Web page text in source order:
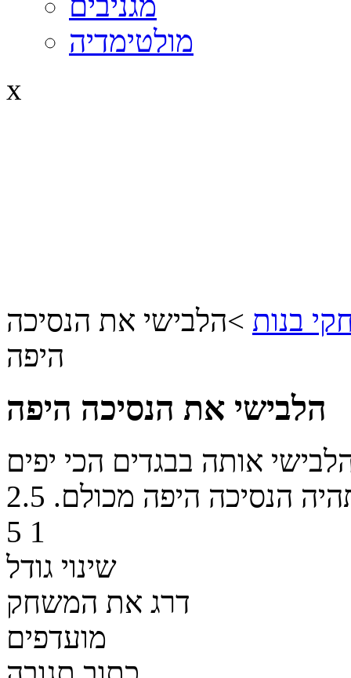
מולטימדיה
x
בנות >הלבישי את הנסיכה
היפה
הלבישי את הנסיכה היפה
אותה בבגדים הכי יפים
הנסיכה היפה מכולם. 2.5
5 1
שינוי גודל
דרג את המשחק
מועדפים